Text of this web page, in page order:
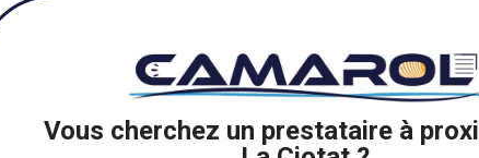
Vous cherchez un prestataire à